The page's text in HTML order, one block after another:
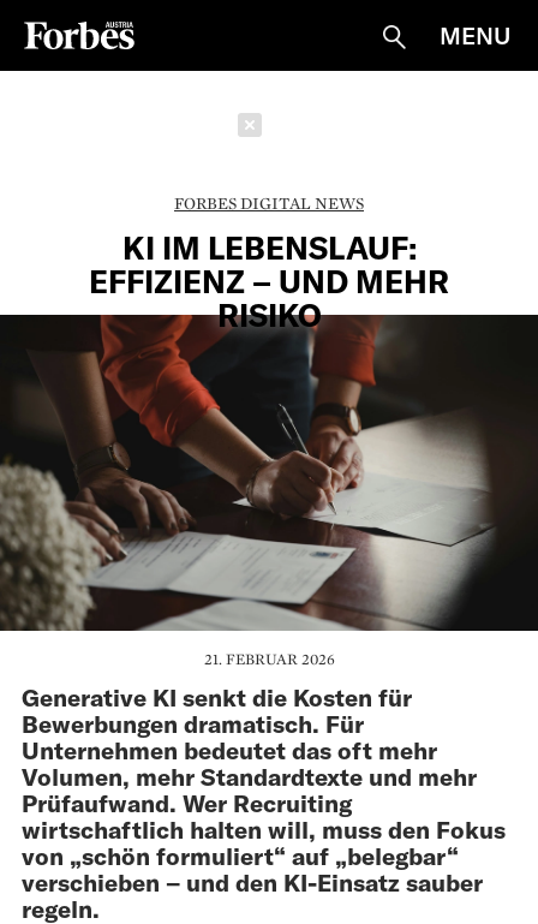
Suche
MENU
FORBES DIGITAL NEWS
KI IM LEBENSLAUF:
EFFIZIENZ – UND MEHR
RISIKO
21. FEBRUAR 2026
Generative KI senkt die Kosten für
Bewerbungen dramatisch. Für
Unternehmen bedeutet das oft mehr
Volumen, mehr Standardtexte und mehr
Prüfaufwand. Wer Recruiting
wirtschaftlich halten will, muss den Fokus
von „schön formuliert“ auf „belegbar“
verschieben – und den KI-Einsatz sauber
regeln.